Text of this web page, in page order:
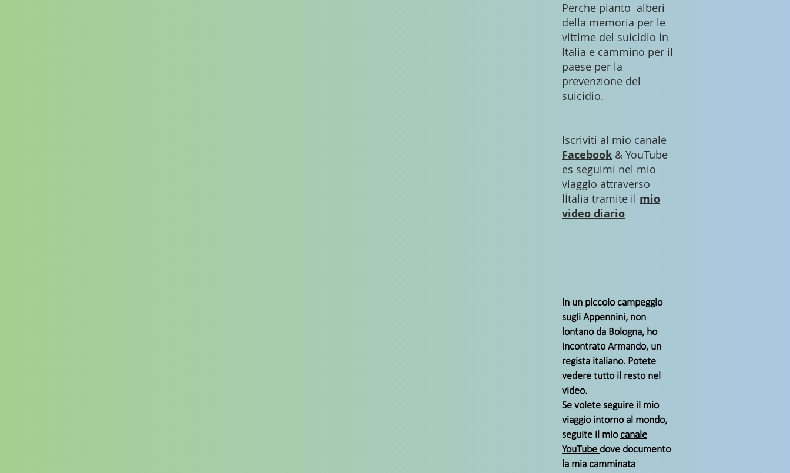
Perche pianto alberi
della memoria per le
vittime del suicidio in
Italia e cammino per il
paese per la
prevenzione del
suicidio.
Iscriviti al mio canale
Facebook & YouTube
es seguimi nel mio
viaggio attraverso
lÍtalia tramite il mio
video diario
In un piccolo campeggio
sugli Appennini, non
lontano da Bologna, ho
incontrato Armando, un
regista italiano. Potete
vedere tutto il resto nel
video.
Se volete seguire il mio
viaggio intorno al mondo,
seguite il mio canale
YouTube dove documento
la mia camminata